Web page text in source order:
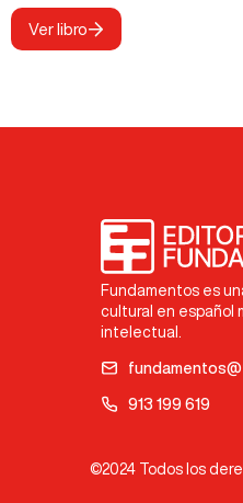
Ver libro
Fundamentos es
cultural en español
intelectual.
913 199 619
©2024 Todos los